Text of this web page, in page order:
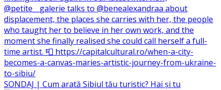
SONDAJ | Cum arată Sibiul tău turistic? Hai și tu